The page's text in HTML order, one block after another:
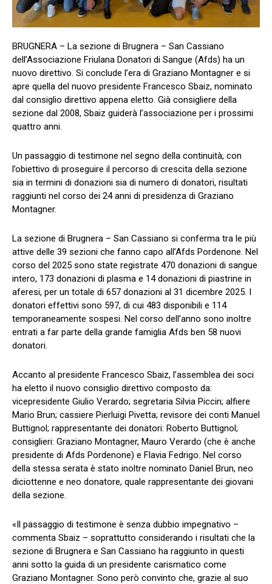
BRUGNERA – La sezione di Brugnera – San Cassiano
dell’Associazione Friulana Donatori di Sangue (Afds) ha un
nuovo direttivo. Si conclude l’era di Graziano Montagner e si
apre quella del nuovo presidente Francesco Sbaiz, nominato
dal consiglio direttivo appena eletto. Già consigliere della
sezione dal 2008, Sbaiz guiderà l’associazione per i prossimi
quattro anni.
Un passaggio di testimone nel segno della continuità, con
l’obiettivo di proseguire il percorso di crescita della sezione
sia in termini di donazioni sia di numero di donatori, risultati
raggiunti nel corso dei 24 anni di presidenza di Graziano
Montagner.
La sezione di Brugnera – San Cassiano si conferma tra le più
attive delle 39 sezioni che fanno capo all’Afds Pordenone. Nel
corso del 2025 sono state registrate 470 donazioni di sangue
intero, 173 donazioni di plasma e 14 donazioni di piastrine in
aferesi, per un totale di 657 donazioni al 31 dicembre 2025. I
donatori effettivi sono 597, di cui 483 disponibili e 114
temporaneamente sospesi. Nel corso dell’anno sono inoltre
entrati a far parte della grande famiglia Afds ben 58 nuovi
donatori.
Accanto al presidente Francesco Sbaiz, l’assemblea dei soci
ha eletto il nuovo consiglio direttivo composto da:
vicepresidente Giulio Verardo; segretaria Silvia Piccin; alfiere
Mario Brun; cassiere Pierluigi Pivetta; revisore dei conti Manuel
Buttignol; rappresentante dei donatori: Roberto Buttignol;
consiglieri: Graziano Montagner, Mauro Verardo (che è anche
presidente di Afds Pordenone) e Flavia Fedrigo. Nel corso
della stessa serata è stato inoltre nominato Daniel Brun, neo
diciottenne e neo donatore, quale rappresentante dei giovani
della sezione.
«Il passaggio di testimone è senza dubbio impegnativo –
commenta Sbaiz – soprattutto considerando i risultati che la
sezione di Brugnera e San Cassiano ha raggiunto in questi
anni sotto la guida di un presidente carismatico come
Graziano Montagner. Sono però convinto che, grazie al suo